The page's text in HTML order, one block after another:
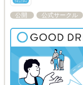
公開 公式サークル